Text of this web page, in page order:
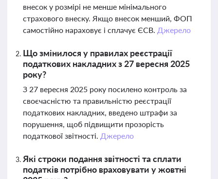
внесок у розмірі не менше мінімального
страхового внеску. Якщо внесок менший, ФОП
самостійно нараховує і сплачує ЄСВ. Джерело
Що змінилося у правилах реєстрації
податкових накладних з 27 вересня 2025
року?
З 27 вересня 2025 року посилено контроль за
своєчасністю та правильністю реєстрації
податкових накладних, введено штрафи за
порушення, щоб підвищити прозорість
податкової звітності. Джерело
Які строки подання звітності та сплати
податків потрібно враховувати у жовтні